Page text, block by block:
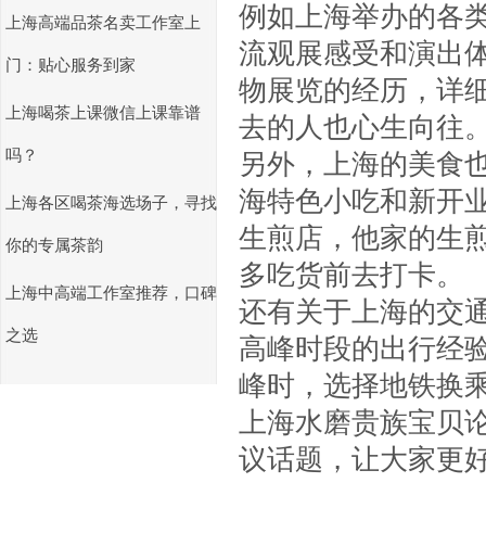
上海高端品茶名卖工作室上
门：贴心服务到家
上海喝茶上课微信上课靠谱
吗？
上海各区喝茶海选场子，寻找
你的专属茶韵
上海中高端工作室推荐，口碑
之选
例如上海举办的各
流观展感受和演出
物展览的经历，详
去的人也心生向往
另外，上海的美食
海特色小吃和新开
生煎店，他家的生
多吃货前去打卡。
还有关于上海的交
高峰时段的出行经
峰时，选择地铁换
上海水磨贵族宝贝
议话题，让大家更